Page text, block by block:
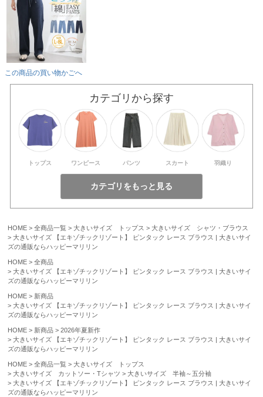
この商品の買い物かごへ
カテゴリから探す
トップス ワンピース パンツ スカート 羽織り
HOME 全商品一覧 大きいサイズ トップス
大きいサイズ シャツ・ブラウス
大きいサイズ 【エキゾチックリゾート】 ピンタック レース ブラウス | 大きいサイ
ズの通販ならハッピーマリリン
HOME
全商品
大きいサイズ 【エキゾチックリゾート】 ピンタック レース ブラウス | 大きいサイ
ズの通販ならハッピーマリリン
HOME
新商品
大きいサイズ 【エキゾチックリゾート】 ピンタック レース ブラウス | 大きいサイ
ズの通販ならハッピーマリリン
HOME 新商品
2026年夏新作
大きいサイズ 【エキゾチックリゾート】 ピンタック レース ブラウス | 大きいサイ
ズの通販ならハッピーマリリン
HOME 全商品一覧
大きいサイズ トップス
大きいサイズ カットソー・Tシャツ
大きいサイズ 半袖～五分袖
大きいサイズ 【エキゾチックリゾート】 ピンタック レース ブラウス | 大きいサイ
ズの通販ならハッピーマリリン